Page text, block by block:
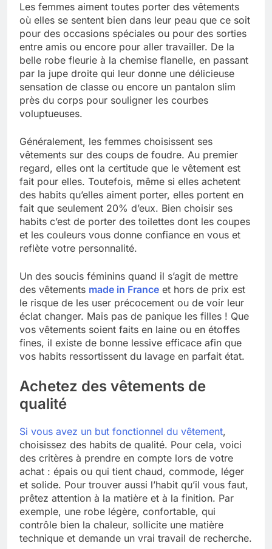
Les femmes aiment toutes porter des vêtements
où elles se sentent bien dans leur peau que ce soit
pour des occasions spéciales ou pour des sorties
entre amis ou encore pour aller travailler. De la
belle robe fleurie à la chemise flanelle, en passant
par la jupe droite qui leur donne une délicieuse
sensation de classe ou encore un pantalon slim
près du corps pour souligner les courbes
voluptueuses.
Généralement, les femmes choisissent ses
vêtements sur des coups de foudre. Au premier
regard, elles ont la certitude que le vêtement est
fait pour elles. Toutefois, même si elles achetent
des habits qu’elles aiment porter, elles portent en
fait que seulement 20% d’eux. Bien choisir ses
habits c’est de porter des toilettes dont les coupes
et les couleurs vous donne confiance en vous et
reflète votre personnalité.
Un des soucis féminins quand il s’agit de mettre
des vêtements made in France et hors de prix est
le risque de les user précocement ou de voir leur
éclat changer. Mais pas de panique les filles ! Que
vos vêtements soient faits en laine ou en étoffes
fines, il existe de bonne lessive efficace afin que
vos habits ressortissent du lavage en parfait état.
Achetez des vêtements de
qualité
Si vous avez un but fonctionnel du vêtement,
choisissez des habits de qualité. Pour cela, voici
des critères à prendre en compte lors de votre
achat : épais ou qui tient chaud, commode, léger
et solide. Pour trouver aussi l’habit qu’il vous faut,
prêtez attention à la matière et à la finition. Par
exemple, une robe légère, confortable, qui
contrôle bien la chaleur, sollicite une matière
technique et demande un vrai travail de recherche.